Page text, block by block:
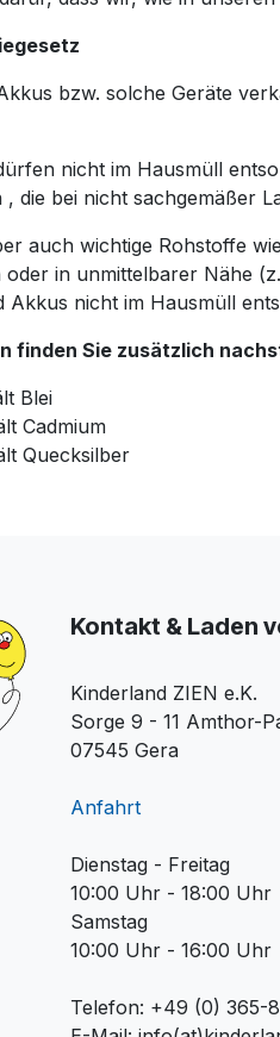
bzw. solche Geräte
nicht im Hausmüll
die bei nicht sachgemäßer
auch wichtige Rohstoffe
in unmittelbarer Nähe
Akkus nicht im Hausmüll
finden Sie zusätzlich
Blei
Cadmium
Quecksilber
Kontakt & Laden
Kinderland ZIEN e.K.
Sorge 9 - 11 Amthor-
07545 Gera
Anfahrt
Dienstag - Freitag
10:00 Uhr - 18:00 Uhr
Samstag
10:00 Uhr - 16:00 Uhr
Telefon: +49 (0) 365-